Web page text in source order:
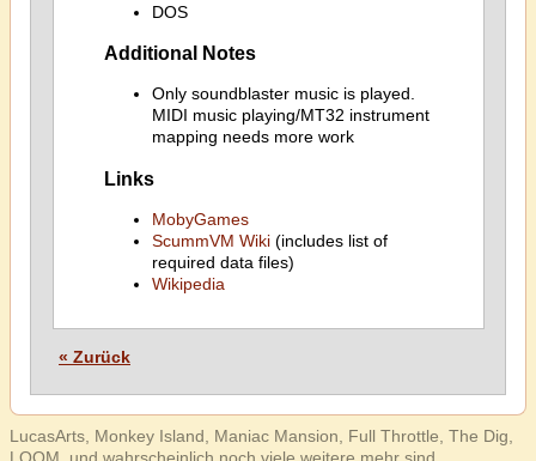
DOS
Additional Notes
Only soundblaster music is played.
MIDI music playing/MT32 instrument
mapping needs more work
Links
MobyGames
ScummVM Wiki(includes list of
required data files)
Wikipedia
« Zurück
LucasArts, Monkey Island, Maniac Mansion, Full Throttle, The Dig,